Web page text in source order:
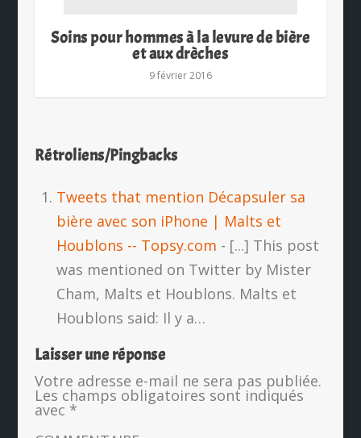
Soins pour hommes à la levure de bière
et aux drèches
9 février 2016
Rétroliens/Pingbacks
Tweets that mention Décapsuler sa
bière avec son iPhone | Malts et
Houblons -- Topsy.com - [...] This post
was mentioned on Twitter by Mister
Cham, Malts et Houblons. Malts et
Houblons said: Il y a…
Laisser une réponse
Votre adresse e-mail ne sera pas publiée.
Les champs obligatoires sont indiqués
avec *